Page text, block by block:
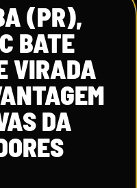
(PR),
BATE
VIRADA
DA